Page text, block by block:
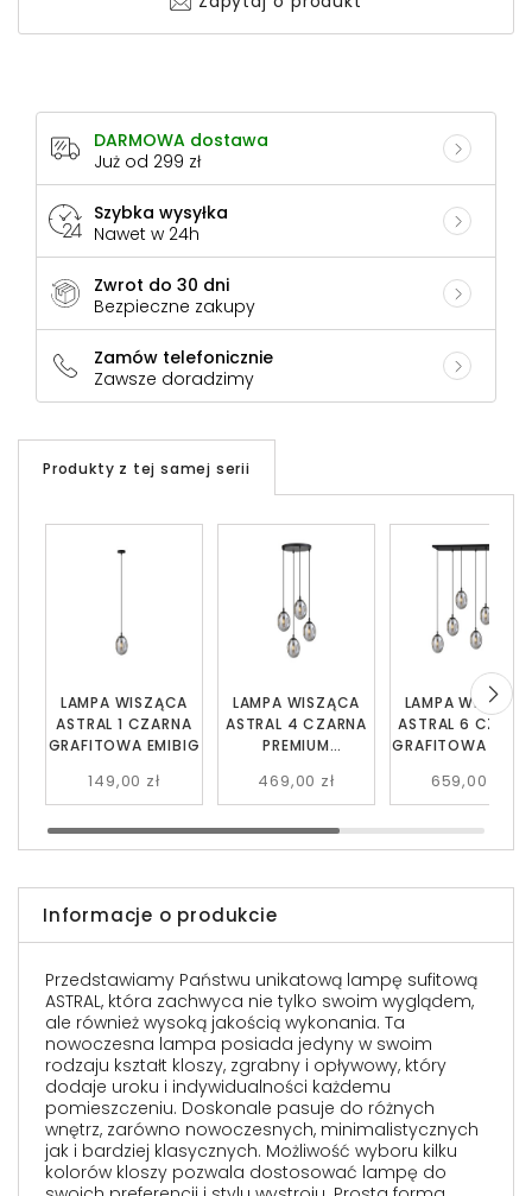
DARMOWA dostawa
Już od 299 zł
Szybka wysyłka
Nawet w 24h
Zwrot do 30 dni
Bezpieczne zakupy
Zamów telefonicznie
Zawsze doradzimy
Produkty z tej samej serii
LAMPA WISZĄCA
ASTRAL 1 CZARNA
GRAFITOWA EMIBIG
149,00 zł
LAMPA WISZĄCA
ASTRAL 4 CZARNA
PREMIUM
469,00 zł
LAMPA WISZĄCA
ASTRAL 6
GRAFITOWA
659,00 zł
Informacje o produkcie
Przedstawiamy Państwu unikatową lampę sufitową
ASTRAL, która zachwyca nie tylko swoim wyglądem,
ale również wysoką jakością wykonania. Ta
nowoczesna lampa posiada jedyny w swoim
rodzaju kształt kloszy, zgrabny i opływowy, który
dodaje uroku i indywidualności każdemu
pomieszczeniu. Doskonale pasuje do różnych
wnętrz, zarówno nowoczesnych, minimalistycznych
jak i bardziej klasycznych. Możliwość wyboru kilku
kolorów kloszy pozwala dostosować lampę do